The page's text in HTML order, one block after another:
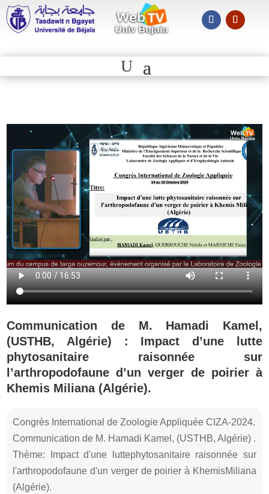
Communication de M. Hamadi Kamel,
(USTHB, Algérie) : Impact d’une lutte
phytosanitaire raisonnée sur
l’arthropodofaune d’un verger de poirier à
Khemis Miliana (Algérie).
Congrès International de Zoologie Appliquée CIZA-2024.
Communication de M. Hamadi Kamel, (USTHB, Algérie) .
Thème: Impact d'une luttephytosanitaire raisonnée sur
l'arthropodofaune d'un verger de poirier à KhemisMiliana
(Algérie).